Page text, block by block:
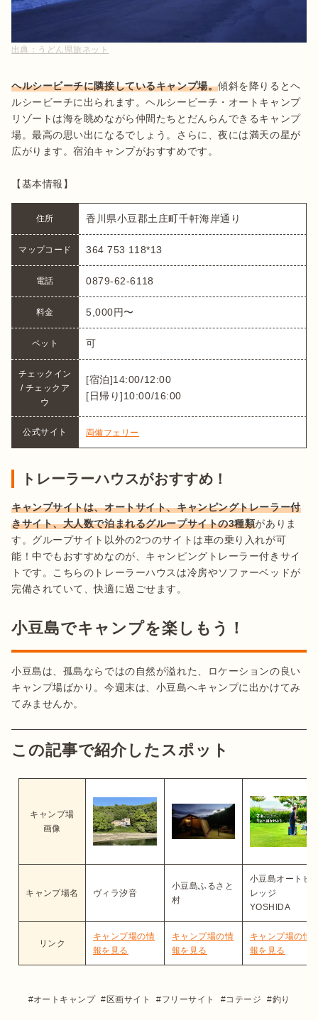
出典： うどん県旅ネット
ヘルシービーチに隣接しているキャンプ場。傾斜を降りるとヘ
ルシービーチに出られます。ヘルシービーチ・オートキャンプ
リゾートは海を眺めながら仲間たちとだんらんできるキャンプ
場。最高の思い出になるでしょう。さらに、夜には満天の星が
広がります。宿泊キャンプがおすすめです。
【基本情報】
住所 香川県小豆郡土庄町千軒海岸通り
マップコード 364 753 118*13
電話 0879-62-6118
料金 5,000円〜
ペット 可
チェックイン
/ チェックア
ウ
[宿泊]14:00/12:00
[日帰り]10:00/16:00
公式サイト 両備フェリー
トレーラーハウスがおすすめ！
キャンプサイトは、オートサイト、キャンピングトレーラー付
きサイト、大人数で泊まれるグループサイトの3種類がありま
す。グループサイト以外の2つのサイトは車の乗り入れが可
能！中でもおすすめなのが、キャンピングトレーラー付きサイ
トです。こちらのトレーラーハウスは冷房やソファーベッドが
完備されていて、快適に過ごせます。
小豆島でキャンプを楽しもう！
小豆島は、孤島ならではの自然が溢れた、ロケーションの良い
キャンプ場ばかり。今週末は、小豆島へキャンプに出かけてみ
てみませんか。
この記事で紹介したスポット
キャンプ場
画像
キャンプ場名 ヴィラ汐音
小豆島ふるさと
村
小豆島オートビ
レッジ
YOSHIDA
リンク
キャンプ場の情
報を見る
キャンプ場の情
報を見る
キャンプ場の情
報を見る
オートキャンプ 区画サイト フリーサイト コテージ 釣り